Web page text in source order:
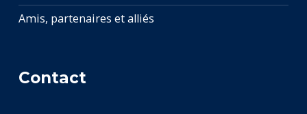
Amis, partenaires et alliés
Contact